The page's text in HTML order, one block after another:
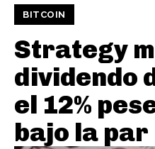
BITCOIN
Strategy
dividendo
el 12%
bajo la par